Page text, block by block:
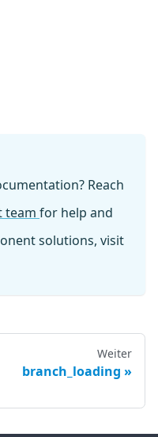
Reach
team for help and
solutions, visit
Weiter
branch_loading